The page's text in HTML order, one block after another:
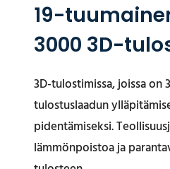
19-
3000 3D-
3D-tulostimissa, joissa on
tulostuslaadun
pidentämiseksi.
lämmönpoistoa ja